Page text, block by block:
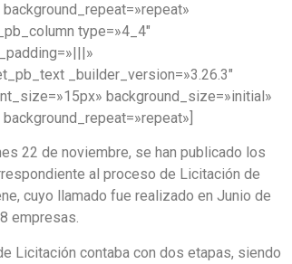
type=»4_4″
_builder_version=»3.26.3″
background_size=»initial»
22 de noviembre, se han publicado los
al proceso de Licitación de
cuyo llamado fue realizado en Junio de
empresas.
Licitación contaba con dos etapas, siendo